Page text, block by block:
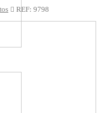
REF: 9798